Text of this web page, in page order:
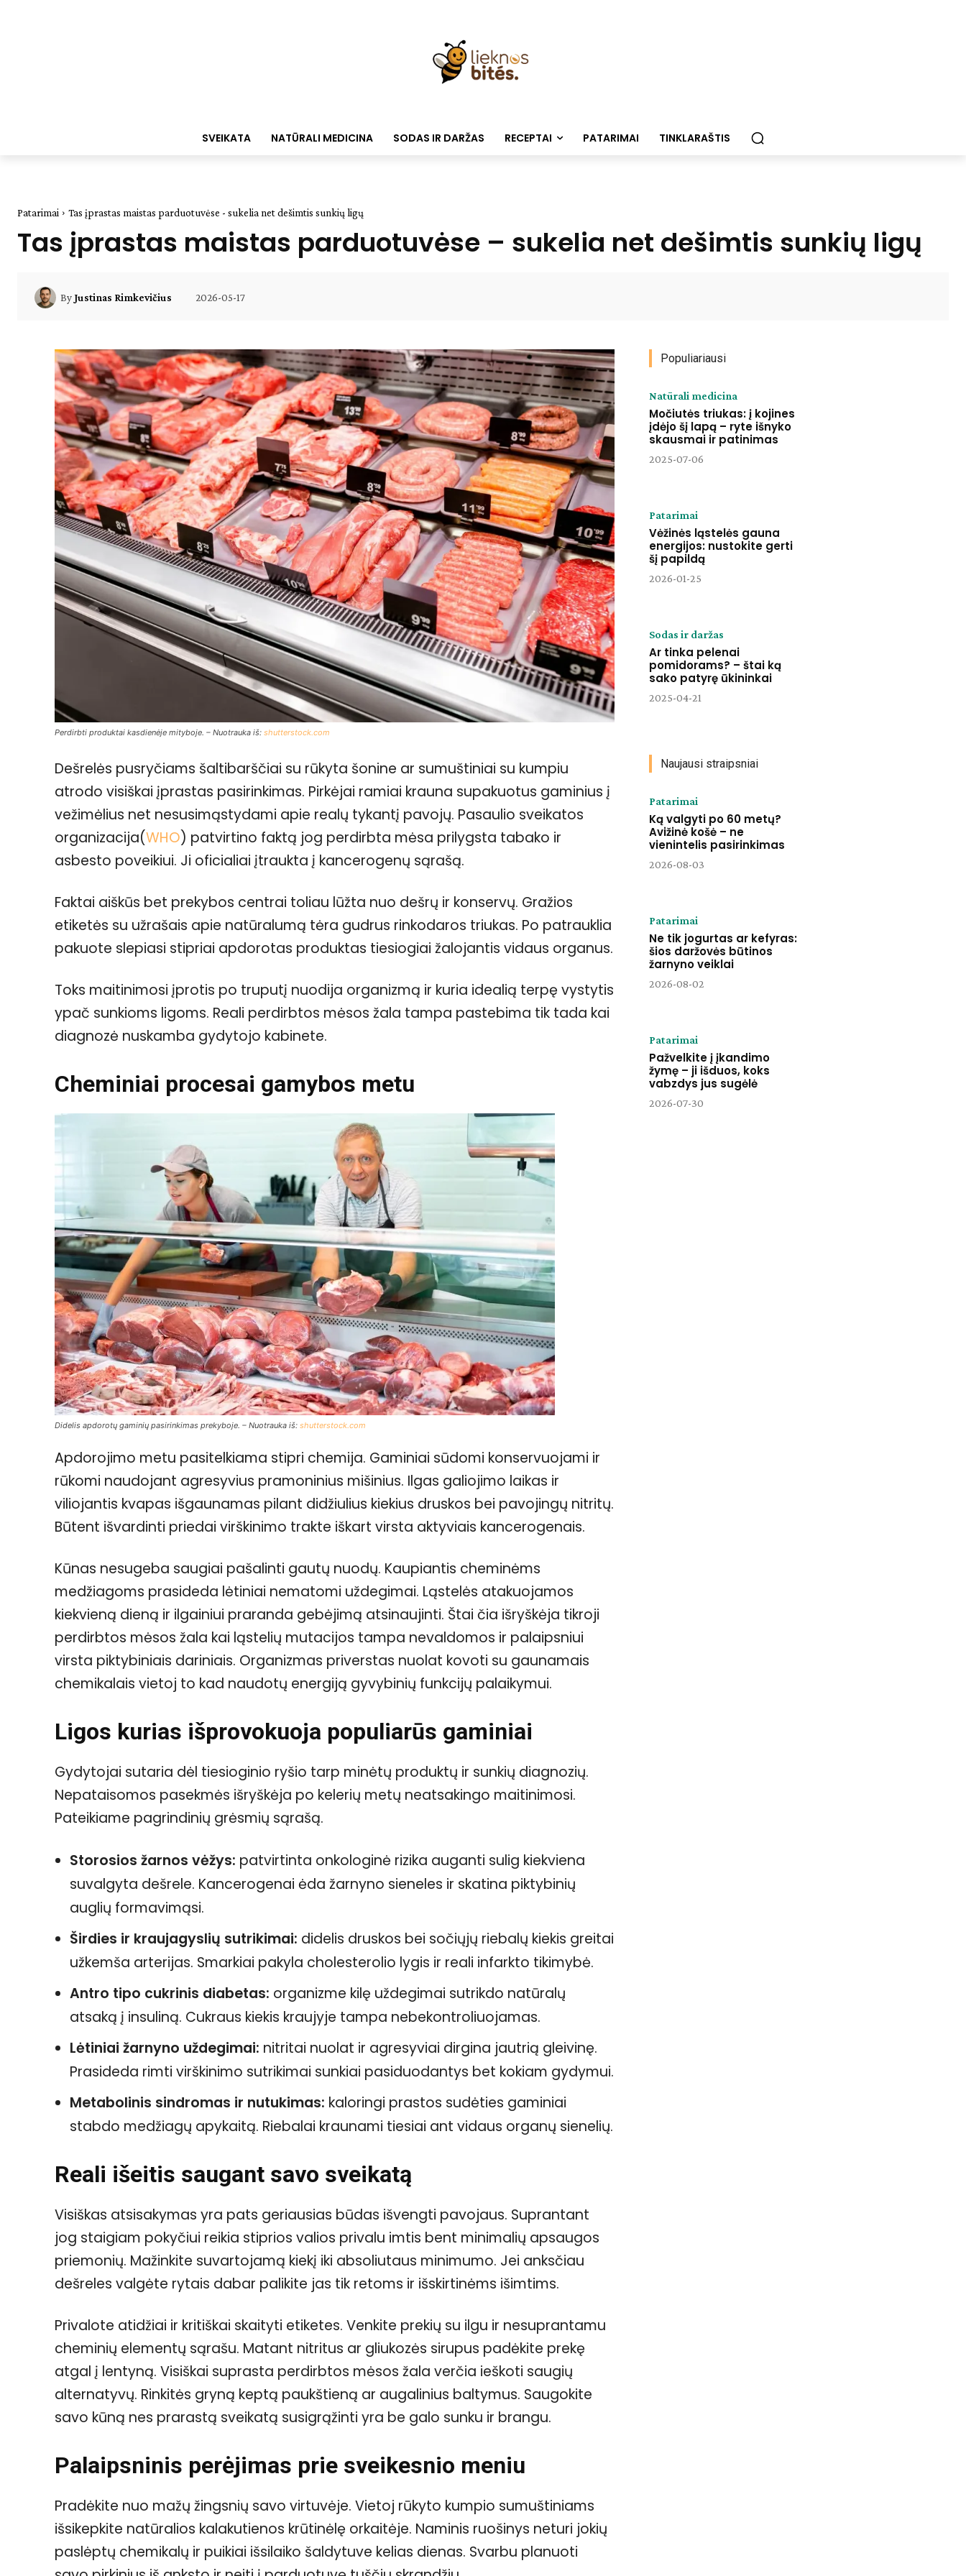
SVEIKATA NATŪRALI MEDICINA SODAS IR DARŽAS RECEPTAI PATARIMAI TINKLARAŠTIS
Patarimai Tas įprastas maistas parduotuvėse - sukelia net dešimtis sunkių ligų
Tas įprastas maistas parduotuvėse – sukelia net dešimtis sunkių ligų
ByJustinas Rimkevičius 2026-05-17
Perdirbti produktai kasdienėje mityboje. – Nuotrauka iš: shutterstock.com
Dešrelės pusryčiams šaltibarščiai su rūkyta šonine ar sumuštiniai su kumpiu
atrodo visiškai įprastas pasirinkimas. Pirkėjai ramiai krauna supakuotus gaminius į
vežimėlius net nesusimąstydami apie realų tykantį pavojų. Pasaulio sveikatos
organizacija(WHO) patvirtino faktą jog perdirbta mėsa prilygsta tabako ir
asbesto poveikiui. Ji oficialiai įtraukta į kancerogenų sąrašą.
Faktai aiškūs bet prekybos centrai toliau lūžta nuo dešrų ir konservų. Gražios
etiketės su užrašais apie natūralumą tėra gudrus rinkodaros triukas. Po patrauklia
pakuote slepiasi stipriai apdorotas produktas tiesiogiai žalojantis vidaus organus.
Toks maitinimosi įprotis po truputį nuodija organizmą ir kuria idealią terpę vystytis
ypač sunkioms ligoms. Reali perdirbtos mėsos žala tampa pastebima tik tada kai
diagnozė nuskamba gydytojo kabinete.
Cheminiai procesai gamybos metu
Didelis apdorotų gaminių pasirinkimas prekyboje. – Nuotrauka iš: shutterstock.com
Apdorojimo metu pasitelkiama stipri chemija. Gaminiai sūdomi konservuojami ir
rūkomi naudojant agresyvius pramoninius mišinius. Ilgas galiojimo laikas ir
viliojantis kvapas išgaunamas pilant didžiulius kiekius druskos bei pavojingų nitritų.
Būtent išvardinti priedai virškinimo trakte iškart virsta aktyviais kancerogenais.
Kūnas nesugeba saugiai pašalinti gautų nuodų. Kaupiantis cheminėms
medžiagoms prasideda lėtiniai nematomi uždegimai. Ląstelės atakuojamos
kiekvieną dieną ir ilgainiui praranda gebėjimą atsinaujinti. Štai čia išryškėja tikroji
perdirbtos mėsos žala kai ląstelių mutacijos tampa nevaldomos ir palaipsniui
virsta piktybiniais dariniais. Organizmas priverstas nuolat kovoti su gaunamais
chemikalais vietoj to kad naudotų energiją gyvybinių funkcijų palaikymui.
Ligos kurias išprovokuoja populiarūs gaminiai
Gydytojai sutaria dėl tiesioginio ryšio tarp minėtų produktų ir sunkių diagnozių.
Nepataisomos pasekmės išryškėja po kelerių metų neatsakingo maitinimosi.
Pateikiame pagrindinių grėsmių sąrašą.
Storosios žarnos vėžys: patvirtinta onkologinė rizika auganti sulig kiekviena
suvalgyta dešrele. Kancerogenai ėda žarnyno sieneles ir skatina piktybinių
auglių formavimąsi.
Širdies ir kraujagyslių sutrikimai: didelis druskos bei sočiųjų riebalų kiekis greitai
užkemša arterijas. Smarkiai pakyla cholesterolio lygis ir reali infarkto tikimybė.
Antro tipo cukrinis diabetas: organizme kilę uždegimai sutrikdo natūralų
atsaką į insuliną. Cukraus kiekis kraujyje tampa nebekontroliuojamas.
Lėtiniai žarnyno uždegimai: nitritai nuolat ir agresyviai dirgina jautrią gleivinę.
Prasideda rimti virškinimo sutrikimai sunkiai pasiduodantys bet kokiam gydymui.
Metabolinis sindromas ir nutukimas: kaloringi prastos sudėties gaminiai
stabdo medžiagų apykaitą. Riebalai kraunami tiesiai ant vidaus organų sienelių.
Reali išeitis saugant savo sveikatą
Visiškas atsisakymas yra pats geriausias būdas išvengti pavojaus. Suprantant
jog staigiam pokyčiui reikia stiprios valios privalu imtis bent minimalių apsaugos
priemonių. Mažinkite suvartojamą kiekį iki absoliutaus minimumo. Jei anksčiau
dešreles valgėte rytais dabar palikite jas tik retoms ir išskirtinėms išimtims.
Privalote atidžiai ir kritiškai skaityti etiketes. Venkite prekių su ilgu ir nesuprantamu
cheminių elementų sąrašu. Matant nitritus ar gliukozės sirupus padėkite prekę
atgal į lentyną. Visiškai suprasta perdirbtos mėsos žala verčia ieškoti saugių
alternatyvų. Rinkitės gryną keptą paukštieną ar augalinius baltymus. Saugokite
savo kūną nes prarastą sveikatą susigrąžinti yra be galo sunku ir brangu.
Palaipsninis perėjimas prie sveikesnio meniu
Pradėkite nuo mažų žingsnių savo virtuvėje. Vietoj rūkyto kumpio sumuštiniams
išsikepkite natūralios kalakutienos krūtinėlę orkaitėje. Naminis ruošinys neturi jokių
paslėptų chemikalų ir puikiai išsilaiko šaldytuve kelias dienas. Svarbu planuoti
Populiariausi
Natūrali medicina
Močiutės triukas: į kojines
įdėjo šį lapą – ryte išnyko
skausmai ir patinimas
2025-07-06
Patarimai
Vėžinės ląstelės gauna
energijos: nustokite gerti
šį papildą
2026-01-25
Sodas ir daržas
Ar tinka pelenai
pomidorams? – štai ką
sako patyrę ūkininkai
2025-04-21
Naujausi straipsniai
Patarimai
Ką valgyti po 60 metų?
Avižinė košė – ne
vienintelis pasirinkimas
2026-08-03
Patarimai
Ne tik jogurtas ar kefyras:
šios daržovės būtinos
žarnyno veiklai
2026-08-02
Patarimai
Pažvelkite į įkandimo
žymę – ji išduos, koks
vabzdys jus sugėlė
2026-07-30